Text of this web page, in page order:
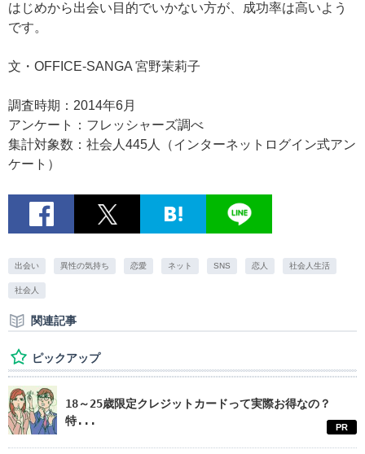
はじめから出会い目的でいかない方が、成功率は高いよう
です。
文・OFFICE-SANGA 宮野茉莉子
調査時期：2014年6月
アンケート：フレッシャーズ調べ
集計対象数：社会人445人（インターネットログイン式アン
ケート）
出会い 異性の気持ち 恋愛 ネット SNS 恋人 社会人生活
社会人
関連記事
ピックアップ
18～25歳限定クレジットカードって実際お得なの？
特...
PR